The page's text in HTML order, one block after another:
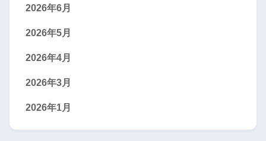
2026年6月
2026年5月
2026年4月
2026年3月
2026年1月